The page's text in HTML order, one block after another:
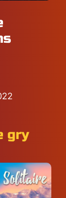
gry